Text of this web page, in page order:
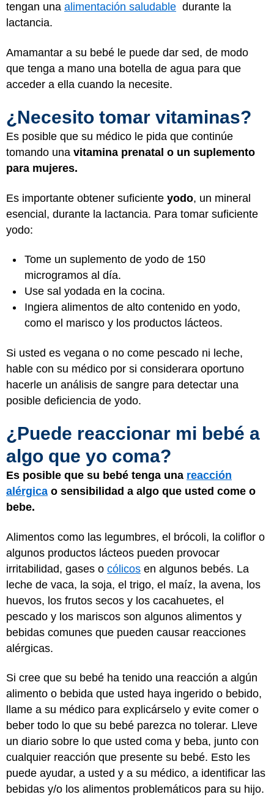
tengan una alimentación saludable durante la
lactancia.
Amamantar a su bebé le puede dar sed, de modo
que tenga a mano una botella de agua para que
acceder a ella cuando la necesite.
¿Necesito tomar vitaminas?
Es posible que su médico le pida que continúe
tomando una vitamina prenatal o un suplemento
para mujeres.
Es importante obtener suficiente yodo, un mineral
esencial, durante la lactancia. Para tomar suficiente
yodo:
Tome un suplemento de yodo de 150
microgramos al día.
Use sal yodada en la cocina.
Ingiera alimentos de alto contenido en yodo,
como el marisco y los productos lácteos.
Si usted es vegana o no come pescado ni leche,
hable con su médico por si considerara oportuno
hacerle un análisis de sangre para detectar una
posible deficiencia de yodo.
¿Puede reaccionar mi bebé a
algo que yo coma?
Es posible que su bebé tenga una reacción
alérgica o sensibilidad a algo que usted come o
bebe.
Alimentos como las legumbres, el brócoli, la coliflor o
algunos productos lácteos pueden provocar
irritabilidad, gases o cólicos en algunos bebés. La
leche de vaca, la soja, el trigo, el maíz, la avena, los
huevos, los frutos secos y los cacahuetes, el
pescado y los mariscos son algunos alimentos y
bebidas comunes que pueden causar reacciones
alérgicas.
Si cree que su bebé ha tenido una reacción a algún
alimento o bebida que usted haya ingerido o bebido,
llame a su médico para explicárselo y evite comer o
beber todo lo que su bebé parezca no tolerar. Lleve
un diario sobre lo que usted coma y beba, junto con
cualquier reacción que presente su bebé. Esto les
puede ayudar, a usted y a su médico, a identificar las
bebidas y/o los alimentos problemáticos para su hijo.